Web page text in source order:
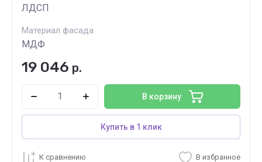
ЛДСП
Материал фасада
МДФ
19 046 р.
В корзину
Купить в 1 клик
К сравнению В избранное